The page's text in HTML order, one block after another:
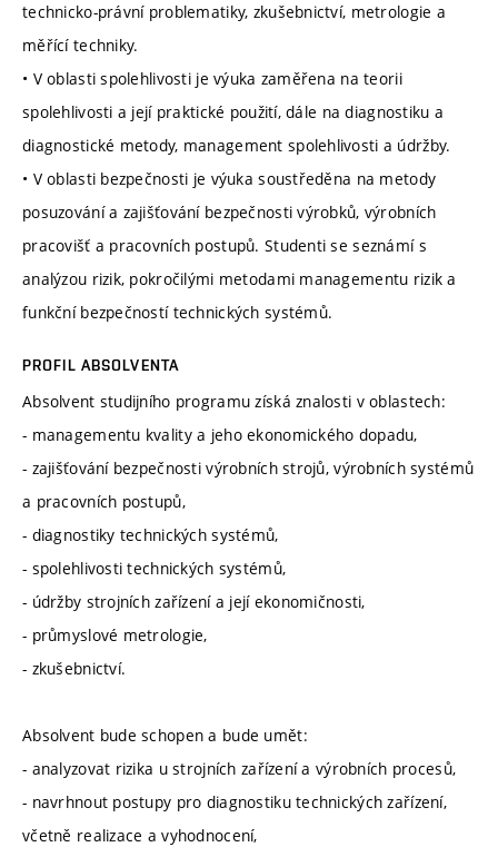
technicko-právní problematiky, zkušebnictví, metrologie a
měřící techniky.
• V oblasti spolehlivosti je výuka zaměřena na teorii
spolehlivosti a její praktické použití, dále na diagnostiku a
diagnostické metody, management spolehlivosti a údržby.
• V oblasti bezpečnosti je výuka soustředěna na metody
posuzování a zajišťování bezpečnosti výrobků, výrobních
pracovišť a pracovních postupů. Studenti se seznámí s
analýzou rizik, pokročilými metodami managementu rizik a
funkční bezpečností technických systémů.
PROFIL ABSOLVENTA
Absolvent studijního programu získá znalosti v oblastech:
- managementu kvality a jeho ekonomického dopadu,
- zajišťování bezpečnosti výrobních strojů, výrobních systémů
a pracovních postupů,
- diagnostiky technických systémů,
- spolehlivosti technických systémů,
- údržby strojních zařízení a její ekonomičnosti,
- průmyslové metrologie,
- zkušebnictví.
Absolvent bude schopen a bude umět:
- analyzovat rizika u strojních zařízení a výrobních procesů,
- navrhnout postupy pro diagnostiku technických zařízení,
včetně realizace a vyhodnocení,